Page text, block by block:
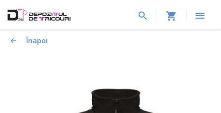
Înapoi